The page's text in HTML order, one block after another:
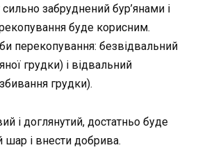
забруднений бур’янами і
буде корисним.
перекопування: безвідвальний
грудки) і відвальний
грудки).
і доглянутий, достатньо буде
шар і внести добрива.